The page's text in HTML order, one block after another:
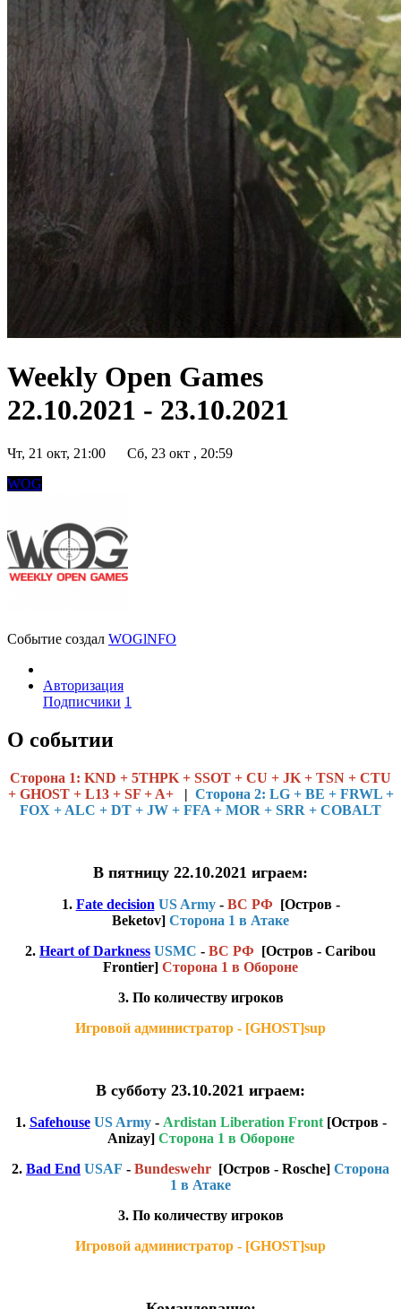
Weekly Open Games
22.10.2021 - 23.10.2021
Чт, 21 окт, 21:00
Сб, 23 окт , 20:59
WOG
Событие создал WOGlNFO
Авторизация
Подписчики 1
О событии
Cторона 1: KND + 5THPK + SSOT + CU + JK + TSN + CTU
+ GHOST + L13 + SF + A+| Сторона 2: LG + BE + FRWL +
FOX + ALC + DT + JW + FFA + MOR + SRR + COBALT
В пятницу 22.10.2021 играем:
1. Fate decision US Army- ВС РФ [Остров -
Beketov] Сторона 1 в Атаке
2. Heart of Darkness USMC - ВС РФ [Остров - Caribou
Frontier] Сторона 1 в Обороне
3. По количеству игроков
Игровой администратор - [GHOST]sup
В субботу 23.10.2021 играем:
1. Safehouse US Army - Ardistan Liberation Front[Остров -
Anizay] Сторона 1 в Обороне
2. Bad End USAF - Bundeswehr [Остров - Rosche] Сторона
1 в Атаке
3. По количеству игроков
Игровой администратор - [GHOST]sup